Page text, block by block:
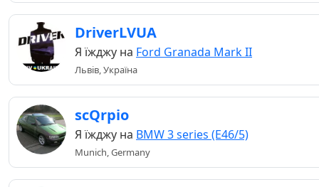
DriverLVUA
Я їжджу на Ford Granada Mark II
Львів, Україна
scQrpio
Я їжджу на BMW 3 series (E46/5)
Munich, Germany